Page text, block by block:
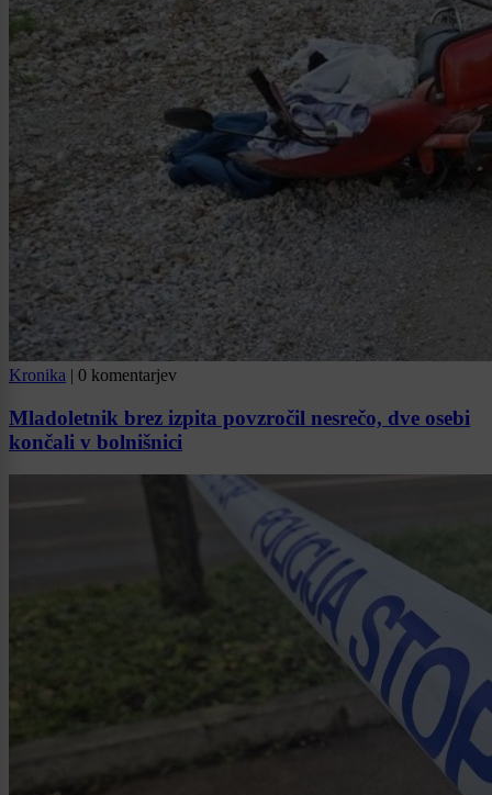
Kronika | 0 komentarjev
Mladoletnik brez izpita povzročil nesrečo, dve osebi
končali v bolnišnici